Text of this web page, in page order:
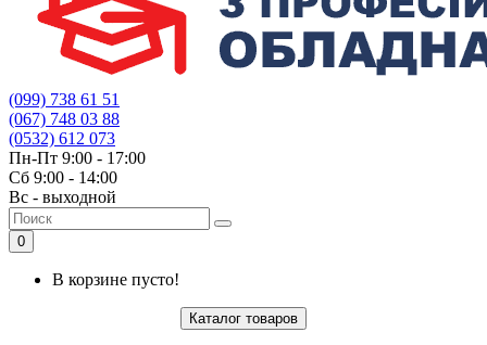
(099) 738 61 51
(067) 748 03 88
(0532) 612 073
Пн-Пт 9:00 - 17:00
Сб 9:00 - 14:00
Вс - выходной
0
В корзине пусто!
Каталог товаров